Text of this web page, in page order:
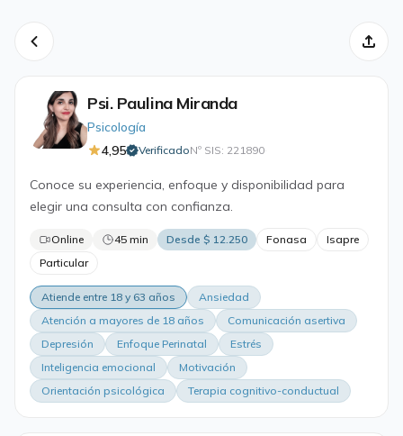
Psi. Paulina Miranda
Psicología
4,95
VerificadoNº SIS: 221890·
Conoce su experiencia, enfoque y disponibilidad para
elegir una consulta con confianza.
Online 45 min Desde $ 12.250 Fonasa
Isapre
Particular
Atiende entre 18 y 63 años
Ansiedad
Atención a mayores de 18 años
Comunicación asertiva
Depresión
Enfoque Perinatal
Estrés
Inteligencia emocional
Motivación
Orientación psicológica
Terapia cognitivo-conductual